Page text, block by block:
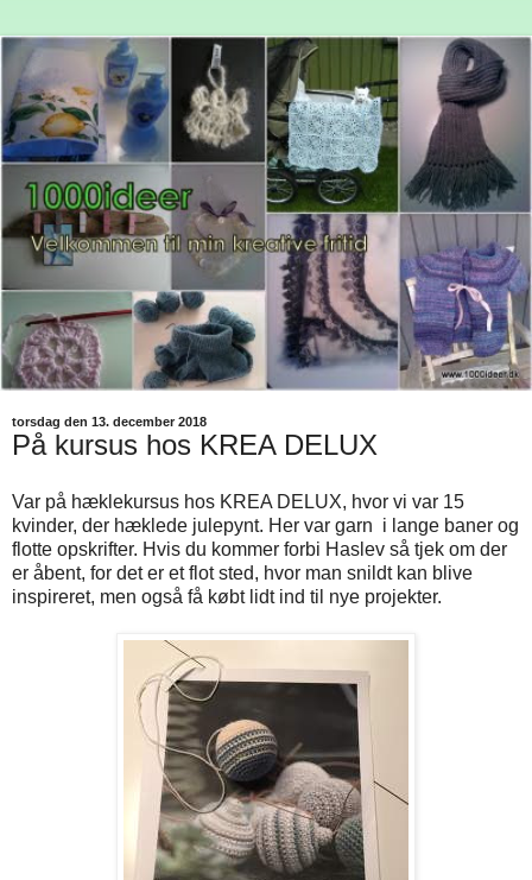
torsdag den 13. december 2018
På kursus hos KREA DELUX
Var på hæklekursus hos KREA DELUX, hvor vi var 15
kvinder, der hæklede julepynt. Her var garn i lange baner og
flotte opskrifter. Hvis du kommer forbi Haslev så tjek om der
er åbent, for det er et flot sted, hvor man snildt kan blive
inspireret, men også få købt lidt ind til nye projekter.